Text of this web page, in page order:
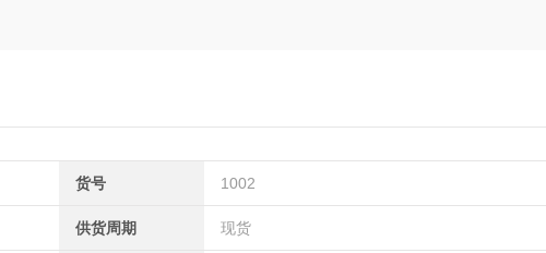
货号 1002
供货周期 现货